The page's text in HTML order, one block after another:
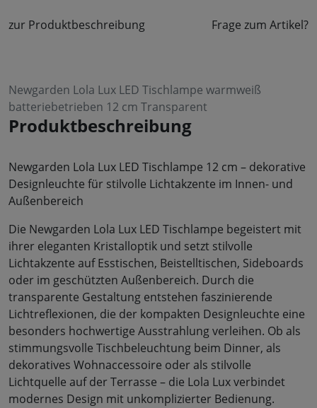
zur Produktbeschreibung Frage zum Artikel?
Newgarden Lola Lux LED Tischlampe warmweiß
batteriebetrieben 12 cm Transparent
Produktbeschreibung
Newgarden Lola Lux LED Tischlampe 12 cm – dekorative
Designleuchte für stilvolle Lichtakzente im Innen- und
Außenbereich
Die Newgarden Lola Lux LED Tischlampe begeistert mit
ihrer eleganten Kristalloptik und setzt stilvolle
Lichtakzente auf Esstischen, Beistelltischen, Sideboards
oder im geschützten Außenbereich. Durch die
transparente Gestaltung entstehen faszinierende
Lichtreflexionen, die der kompakten Designleuchte eine
besonders hochwertige Ausstrahlung verleihen. Ob als
stimmungsvolle Tischbeleuchtung beim Dinner, als
dekoratives Wohnaccessoire oder als stilvolle
Lichtquelle auf der Terrasse – die Lola Lux verbindet
modernes Design mit unkomplizierter Bedienung.